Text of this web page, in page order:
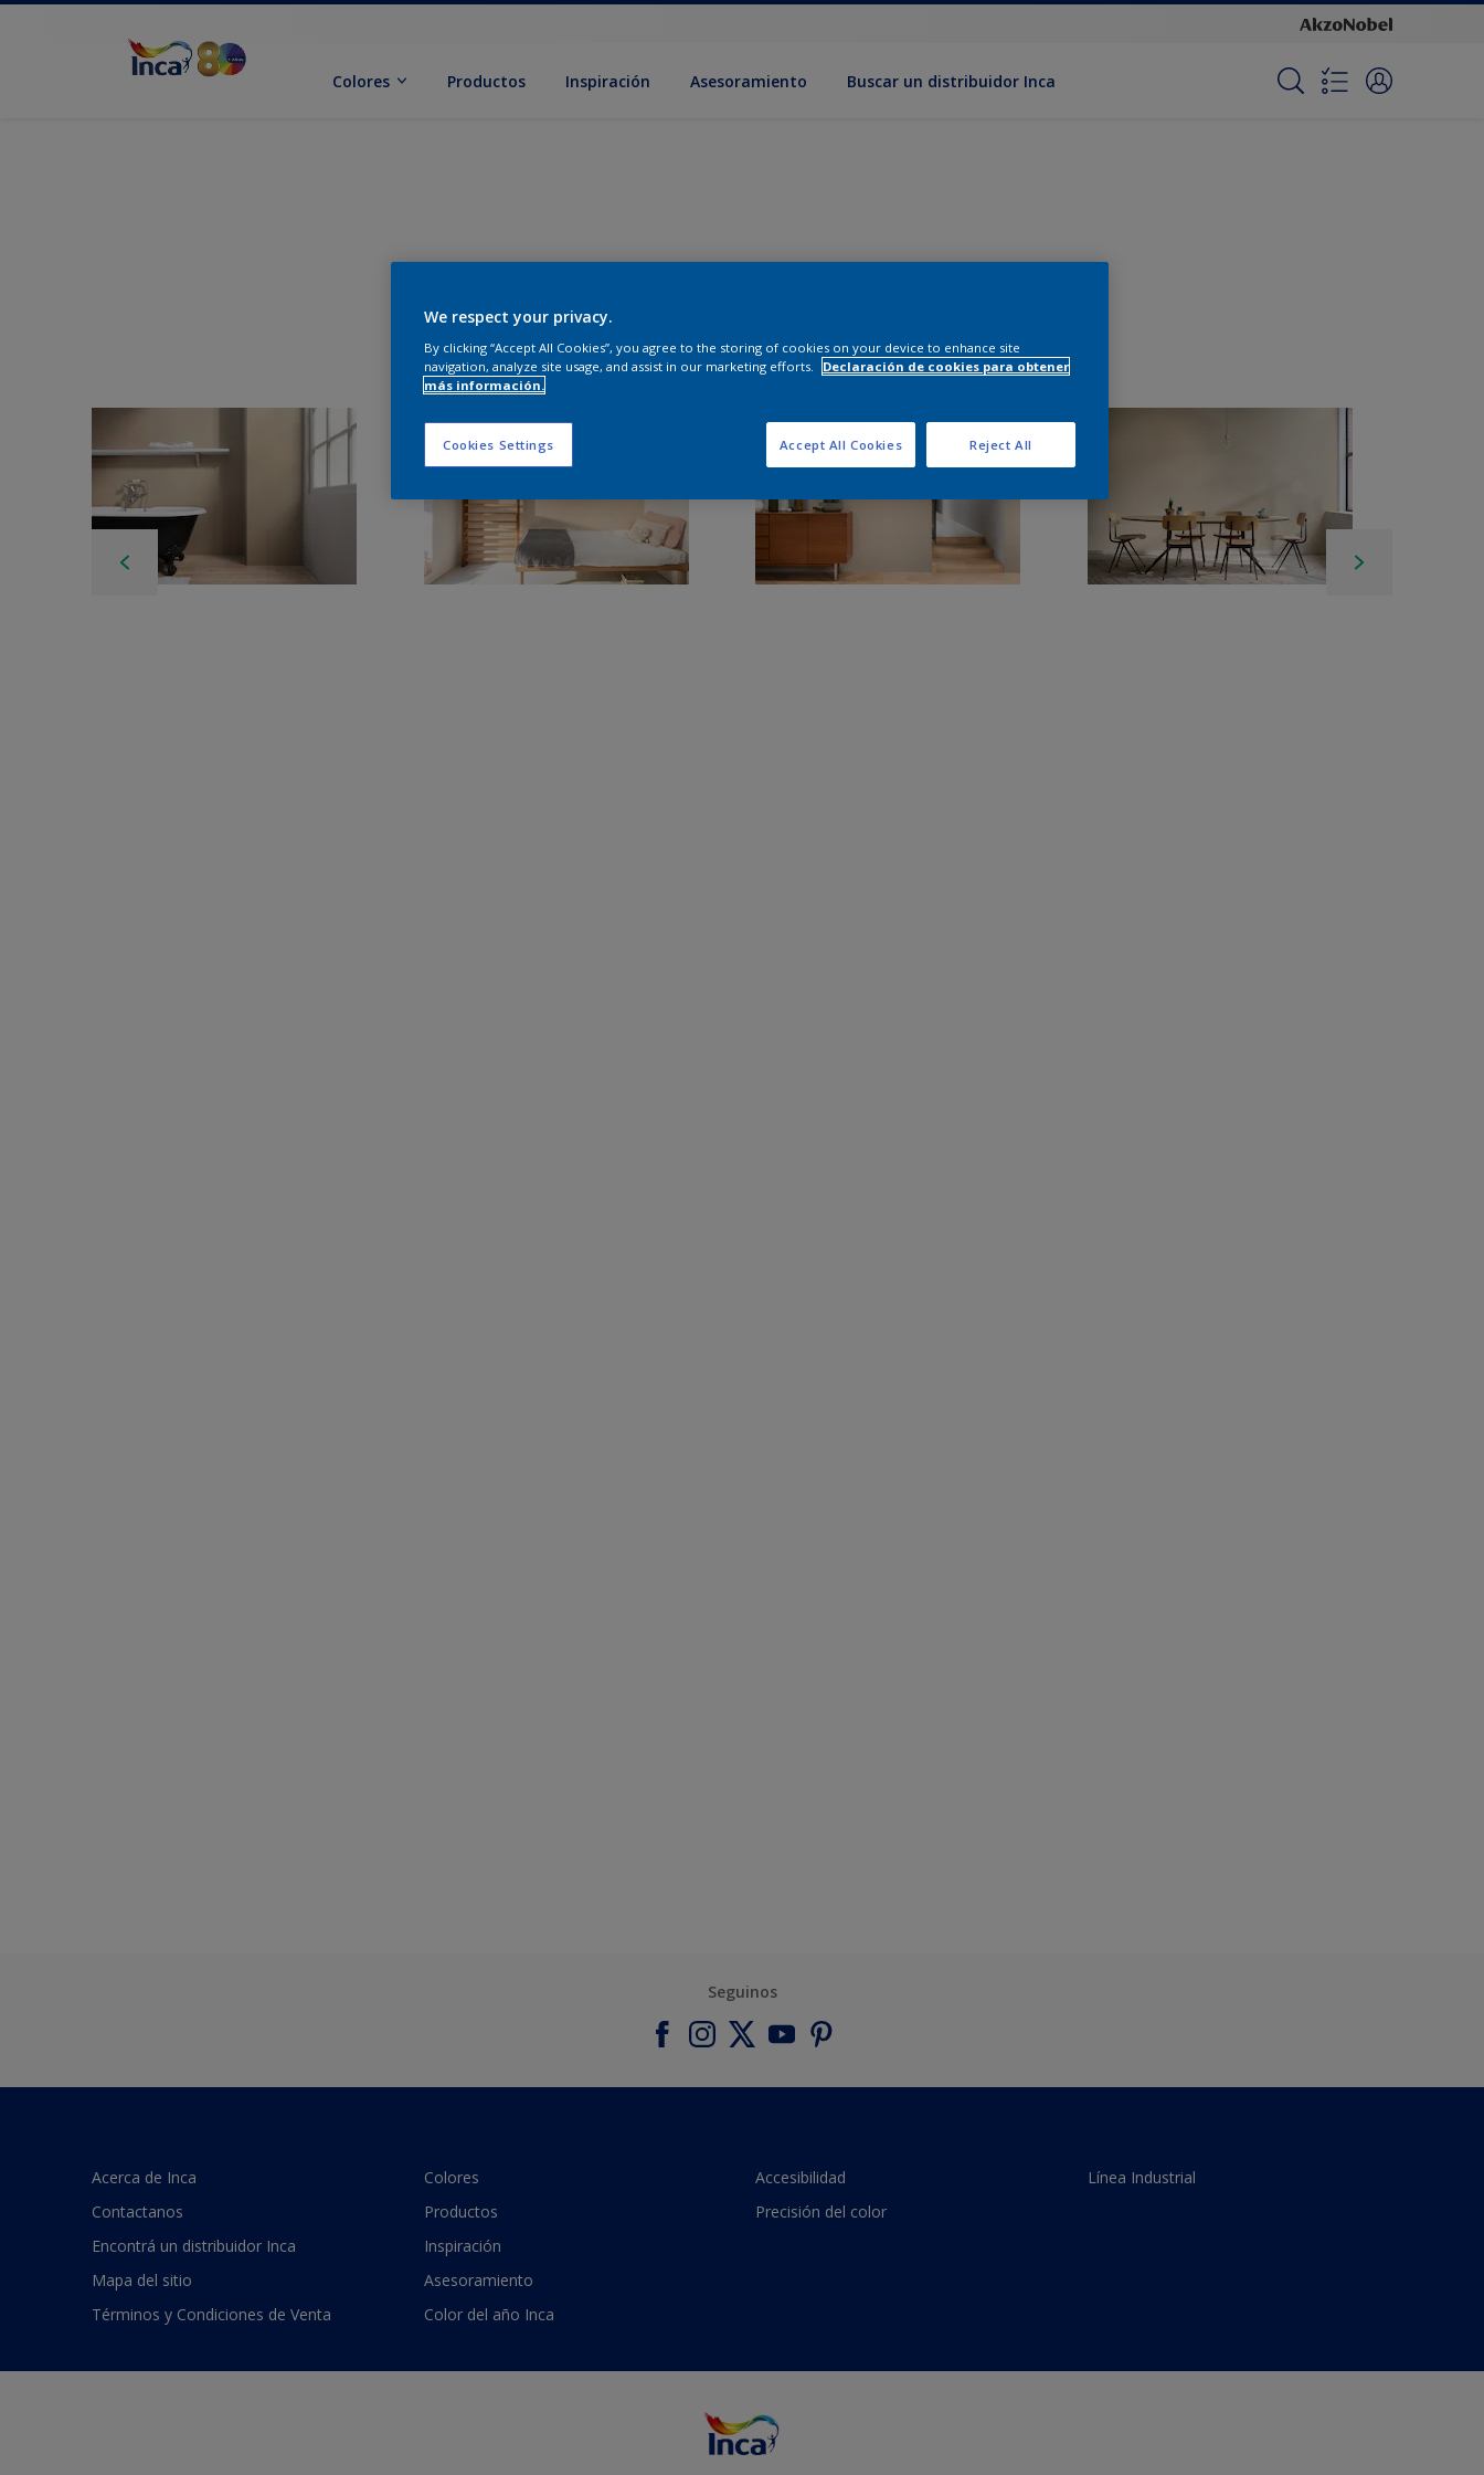
Colores Productos Inspiración Asesoramiento Buscar un distribuidor Inca
Seguinos
Acerca de Inca
Contactanos
Encontrá un distribuidor Inca
Mapa del sitio
Términos y Condiciones de Venta
Colores
Productos
Inspiración
Asesoramiento
Color del año Inca
Accesibilidad
Precisión del color
Línea Industrial
We respect your privacy.
By clicking “Accept All Cookies”, you agree to the storing of cookies on your device to enhance site
navigation, analyze site usage, and assist in our marketing efforts.
Declaración de cookies para obtener
más información.
Cookies Settings Reject All
Accept All Cookies